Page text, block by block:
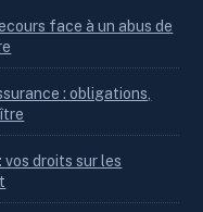
face à un abus de
: obligations,
vos droits sur les